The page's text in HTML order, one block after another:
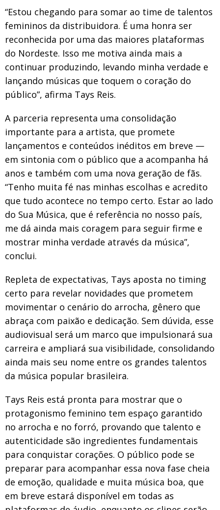
“Estou chegando para somar ao time de talentos
femininos da distribuidora. É uma honra ser
reconhecida por uma das maiores plataformas
do Nordeste. Isso me motiva ainda mais a
continuar produzindo, levando minha verdade e
lançando músicas que toquem o coração do
público”, afirma Tays Reis.
A parceria representa uma consolidação
importante para a artista, que promete
lançamentos e conteúdos inéditos em breve —
em sintonia com o público que a acompanha há
anos e também com uma nova geração de fãs.
“Tenho muita fé nas minhas escolhas e acredito
que tudo acontece no tempo certo. Estar ao lado
do Sua Música, que é referência no nosso país,
me dá ainda mais coragem para seguir firme e
mostrar minha verdade através da música”,
conclui.
Repleta de expectativas, Tays aposta no timing
certo para revelar novidades que prometem
movimentar o cenário do arrocha, gênero que
abraça com paixão e dedicação. Sem dúvida, esse
audiovisual será um marco que impulsionará sua
carreira e ampliará sua visibilidade, consolidando
ainda mais seu nome entre os grandes talentos
da música popular brasileira.
Tays Reis está pronta para mostrar que o
protagonismo feminino tem espaço garantido
no arrocha e no forró, provando que talento e
autenticidade são ingredientes fundamentais
para conquistar corações. O público pode se
preparar para acompanhar essa nova fase cheia
de emoção, qualidade e muita música boa, que
em breve estará disponível em todas as